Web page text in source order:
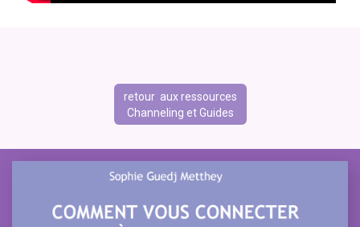
retour aux ressources
Channeling et Guides